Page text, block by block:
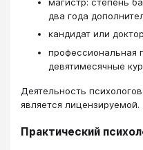
два года
кандидат или
профессиональная
девятимесячные
Деятельность
является лицензируемой.
Практический